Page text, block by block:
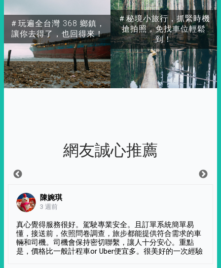
＃玩遍全台灣 368 鄉鎮，
讓你去得了，也回得來！
＃秘境小旅行，抓緊時機
搶拍照，免找車位輕鬆
到！
網友誠心推薦
陳婉琪
3 週前
真心覺得服務很好。駕駛專業安全。且訂單系統簡單易
懂，接送前，依照問卷調查，旅步都能提供符合需求的車
輛和司機。司機會保持密切聯繫，讓人十分安心。重點
是，價格比一般計程車or Uber便宜多。很美好的一次經驗